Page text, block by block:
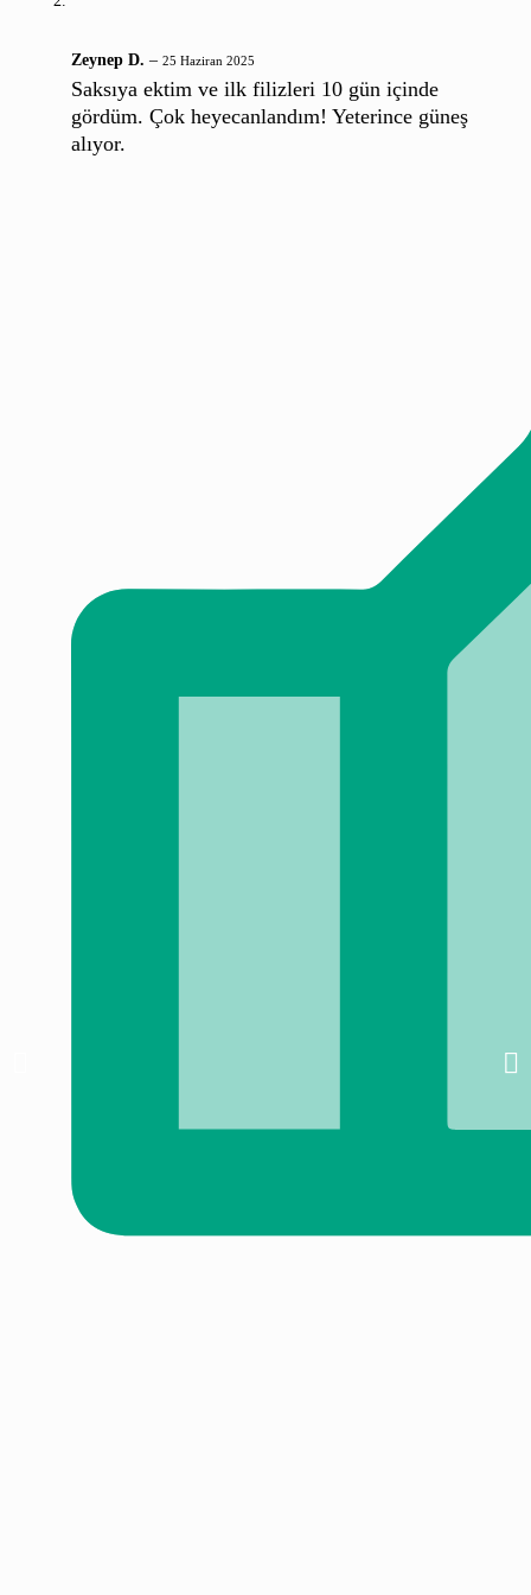
Zeynep D. – 25 Haziran 2025
Saksıya ektim ve ilk filizleri 10 gün içinde
gördüm. Çok heyecanlandım! Yeterince güneş
alıyor.